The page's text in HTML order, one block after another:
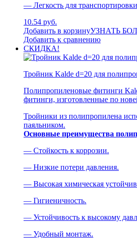
— Легкость для
10.54 руб.
Добавить в корзинуУЗНАТЬ
Добавить к сравнению
СКИДКА!
Тройник Kalde d=20 для
Полипропиленовые фитинги
фитинги, изготовленные по
Тройники из полипропилена
паяльником.
Основные преимущества
— Стойкость к коррозии.
— Низкие потери давления.
— Высокая химическая
— Гигиеничность.
— Устойчивость к высокому
— Удобный монтаж.